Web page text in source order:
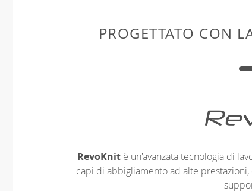
PROGETTATO CON
RevoKnit è un'avanzata tecnologia di
capi di abbigliamento ad alte